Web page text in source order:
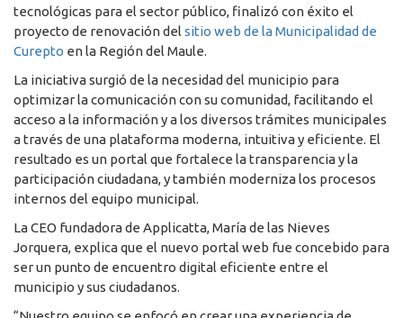
tecnológicas para el sector público, finalizó con éxito el
proyecto de renovación del sitio web de la Municipalidad de
Curepto en la Región del Maule.
La iniciativa surgió de la necesidad del municipio para
optimizar la comunicación con su comunidad, facilitando el
acceso a la información y a los diversos trámites municipales
a través de una plataforma moderna, intuitiva y eficiente. El
resultado es un portal que fortalece la transparencia y la
participación ciudadana, y también moderniza los procesos
internos del equipo municipal.
La CEO fundadora de Applicatta, María de las Nieves
Jorquera, explica que el nuevo portal web fue concebido para
ser un punto de encuentro digital eficiente entre el
municipio y sus ciudadanos.